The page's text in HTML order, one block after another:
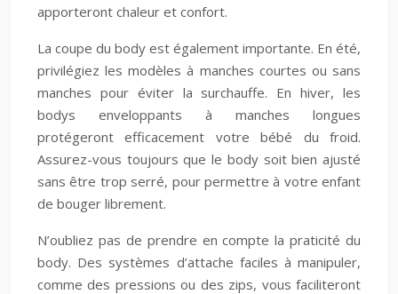
apporteront chaleur et confort.
La coupe du body est également importante. En été,
privilégiez les modèles à manches courtes ou sans
manches pour éviter la surchauffe. En hiver, les
bodys enveloppants à manches longues
protégeront efficacement votre bébé du froid.
Assurez-vous toujours que le body soit bien ajusté
sans être trop serré, pour permettre à votre enfant
de bouger librement.
N’oubliez pas de prendre en compte la praticité du
body. Des systèmes d’attache faciles à manipuler,
comme des pressions ou des zips, vous faciliteront